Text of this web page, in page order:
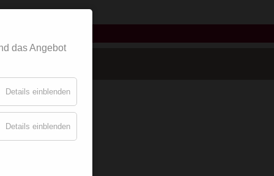
das Angebot
Details einblenden
Details einblenden